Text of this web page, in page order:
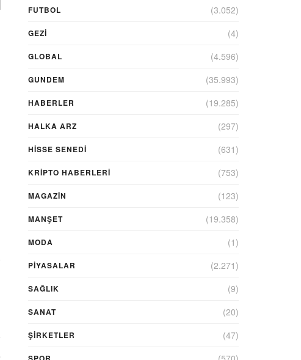
FUTBOL (3.052)
GEZI (4)
GLOBAL (4.596)
GUNDEM (35.993)
HABERLER (19.285)
HALKA ARZ (297)
HİSSE SENEDİ (631)
KRIPTO HABERLERI (753)
MAGAZİN (123)
MANŞET (19.358)
MODA (1)
PİYASALAR (2.271)
SAĞLIK (9)
SANAT (20)
ŞIRKETLER (47)